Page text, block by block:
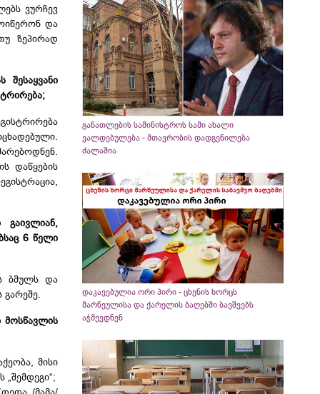
ვურჩევ
და
ზეპირად
დაწყების
6 წელი
ბმულს და
მოსწავლის
მისი
განათლების სამინისტროს სამი ახალი
ვალდებულება - მთავრობის დადგენილება
ძალაშია
დაკავებულია ორი პირი - ცხენის ხორცს
მარნეულისა და ქარელის ბაღებში ბავშვებს
აჭმევდნენ